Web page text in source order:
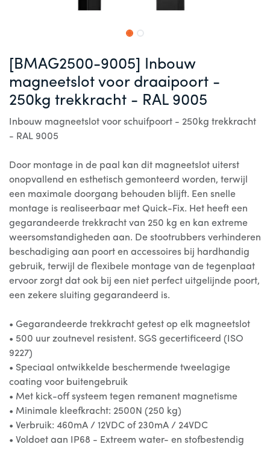
[BMAG2500-9005] Inbouw
magneetslot voor draaipoort -
250kg trekkracht - RAL 9005
Inbouw magneetslot voor schuifpoort - 250kg trekkracht
- RAL 9005
Door montage in de paal kan dit magneetslot uiterst
onopvallend en esthetisch gemonteerd worden, terwijl
een maximale doorgang behouden blijft. Een snelle
montage is realiseerbaar met Quick-Fix. Het heeft een
gegarandeerde trekkracht van 250 kg en kan extreme
weersomstandigheden aan. De stootrubbers verhinderen
beschadiging aan poort en accessoires bij hardhandig
gebruik, terwijl de flexibele montage van de tegenplaat
ervoor zorgt dat ook bij een niet perfect uitgelijnde poort,
een zekere sluiting gegarandeerd is.
• Gegarandeerde trekkracht getest op elk magneetslot
• 500 uur zoutnevel resistent. SGS gecertificeerd (ISO
9227)
• Speciaal ontwikkelde beschermende tweelagige
coating voor buitengebruik
• Met kick-off systeem tegen remanent magnetisme
• Minimale kleefkracht: 2500N (250 kg)
• Verbruik: 460mA / 12VDC of 230mA / 24VDC
• Voldoet aan IP68 - Extreem water- en stofbestendig